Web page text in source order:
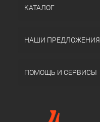
КАТАЛОГ
НАШИ ПРЕДЛОЖЕНИЯ
ПОМОЩЬ И СЕРВИСЫ